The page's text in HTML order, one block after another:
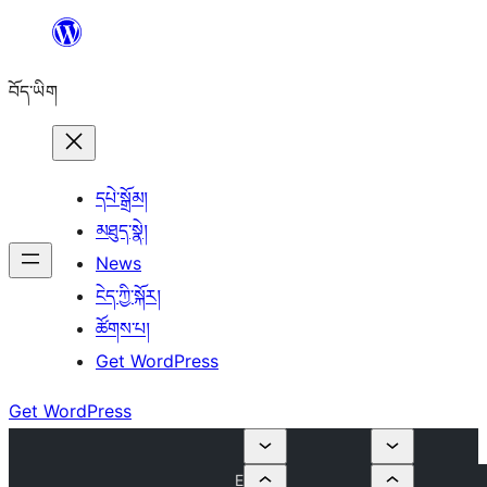
content
བོད་ཡིག
དཔེ་སྒྲོམ།
མཐུད་སྣེ།
News
ངེད་ཀྱི་སྐོར།
ཚོགས་པ།
Get WordPress
Get WordPress
E